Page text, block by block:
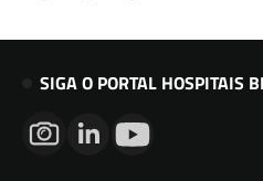
SIGA O PORTAL HOSPITAIS